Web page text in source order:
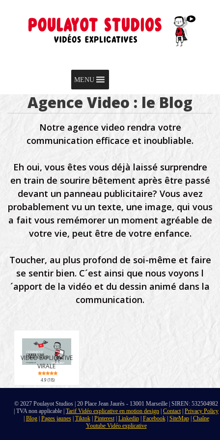
Menu
Skip to content
MENU
Agence Video : le Blog
Notre agence video rendra votre
communication efficace et inoubliable.
Eh oui, vous êtes vous déjà laissé surprendre
en train de sourire bêtement après être passé
devant un panneau publicitaire? Vous avez
probablement vu un texte, une image, qui vous
a fait vous remémorer un moment agréable de
votre vie, peut être de votre enfance.
Toucher, au plus profond de soi-même et faire
se sentir bien. C´est ainsi que nous voyons l
´apport de la vidéo et du dessin animé dans la
communication.
VIDÉO EXPLICATIVE
VIRALE
4.9 (18)
© 2027 Poulayot Studios | 20 Place Jean Jaurès - 13001 Marseille | SIREN: 532504982
| TVA non applicable | Tarif Vidéo explicative en motion design Contact| Privacy Policy
Blog| Pages jaunes| Tiktok| Pinterest| Linkedin| Facebook| SiteMap| Chaîne
Youtube Vidéo explicative